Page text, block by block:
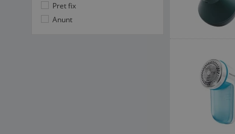
Pret fix
Anunt